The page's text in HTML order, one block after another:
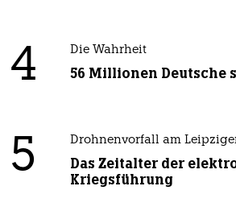
4 Die Wahrheit
56 Millionen Deutsche
5 Drohnenvorfall am
Das Zeitalter der
Kriegsführung